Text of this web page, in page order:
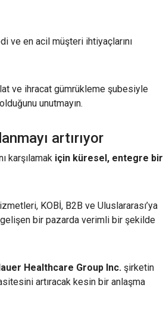
ve en acil müşteri ihtiyaçlarını
ve ihracat gümrükleme şubesiyle
unutmayın.
artırıyor
karşılamak için küresel, entegre bir
KOBİ, B2B ve Uluslararası’ya
bir pazarda verimli bir şekilde
Healthcare Group Inc. şirketin
artıracak kesin bir anlaşma